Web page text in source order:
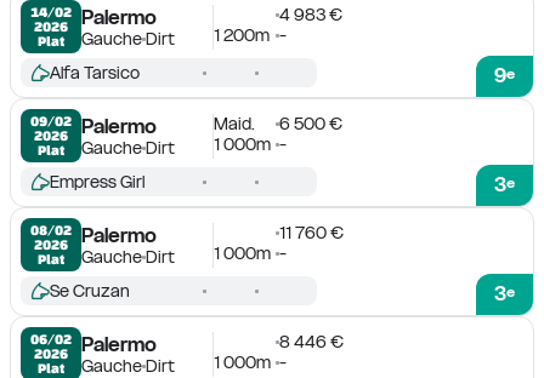
14/02
2026
Plat
Palermo
GaucheDirt
4 983 €
1 200m -
9e
Alfa Tarsico
09/02
2026
Plat
Palermo
GaucheDirt
Maid.
6 500 €
1 000m -
3e
Empress Girl
08/02
2026
Plat
Palermo
GaucheDirt
11 760 €
1 000m -
3e
Se Cruzan
06/02
2026
Plat
Palermo
GaucheDirt
8 446 €
1 000m -